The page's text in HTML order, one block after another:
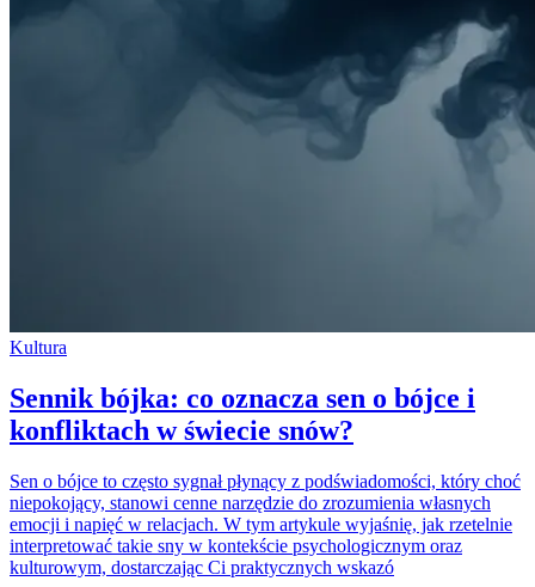
Kultura
Sennik bójka: co oznacza sen o bójce i
konfliktach w świecie snów?
Sen o bójce to często sygnał płynący z podświadomości, który choć
niepokojący, stanowi cenne narzędzie do zrozumienia własnych
emocji i napięć w relacjach. W tym artykule wyjaśnię, jak rzetelnie
interpretować takie sny w kontekście psychologicznym oraz
kulturowym, dostarczając Ci praktycznych wskazó